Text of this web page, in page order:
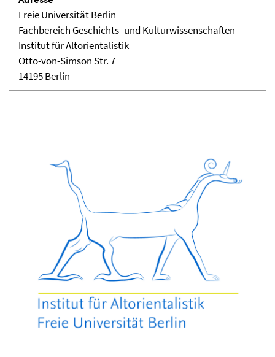
Freie Universität Berlin
Fachbereich Geschichts- und Kulturwissenschaften
Institut für Altorientalistik
Otto-von-Simson Str. 7
14195 Berlin